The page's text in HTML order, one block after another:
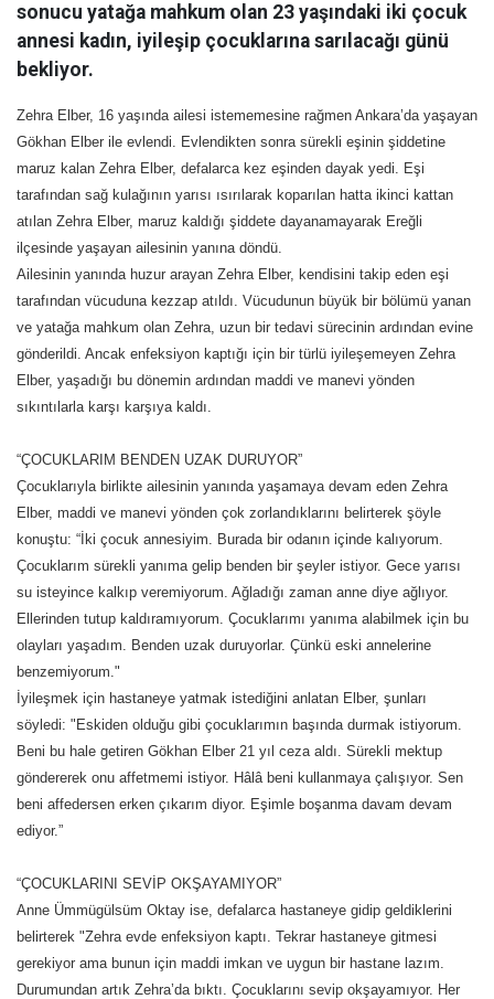
sonucu yatağa mahkum olan 23 yaşındaki iki çocuk
annesi kadın, iyileşip çocuklarına sarılacağı günü
bekliyor.
Zehra Elber, 16 yaşında ailesi istememesine rağmen Ankara’da yaşayan
Gökhan Elber ile evlendi. Evlendikten sonra sürekli eşinin şiddetine
maruz kalan Zehra Elber, defalarca kez eşinden dayak yedi. Eşi
tarafından sağ kulağının yarısı ısırılarak koparılan hatta ikinci kattan
atılan Zehra Elber, maruz kaldığı şiddete dayanamayarak Ereğli
ilçesinde yaşayan ailesinin yanına döndü.
Ailesinin yanında huzur arayan Zehra Elber, kendisini takip eden eşi
tarafından vücuduna kezzap atıldı. Vücudunun büyük bir bölümü yanan
ve yatağa mahkum olan Zehra, uzun bir tedavi sürecinin ardından evine
gönderildi. Ancak enfeksiyon kaptığı için bir türlü iyileşemeyen Zehra
Elber, yaşadığı bu dönemin ardından maddi ve manevi yönden
sıkıntılarla karşı karşıya kaldı.
“ÇOCUKLARIM BENDEN UZAK DURUYOR”
Çocuklarıyla birlikte ailesinin yanında yaşamaya devam eden Zehra
Elber, maddi ve manevi yönden çok zorlandıklarını belirterek şöyle
konuştu: “İki çocuk annesiyim. Burada bir odanın içinde kalıyorum.
Çocuklarım sürekli yanıma gelip benden bir şeyler istiyor. Gece yarısı
su isteyince kalkıp veremiyorum. Ağladığı zaman anne diye ağlıyor.
Ellerinden tutup kaldıramıyorum. Çocuklarımı yanıma alabilmek için bu
olayları yaşadım. Benden uzak duruyorlar. Çünkü eski annelerine
benzemiyorum."
İyileşmek için hastaneye yatmak istediğini anlatan Elber, şunları
söyledi: "Eskiden olduğu gibi çocuklarımın başında durmak istiyorum.
Beni bu hale getiren Gökhan Elber 21 yıl ceza aldı. Sürekli mektup
göndererek onu affetmemi istiyor. Hâlâ beni kullanmaya çalışıyor. Sen
beni affedersen erken çıkarım diyor. Eşimle boşanma davam devam
ediyor.”
“ÇOCUKLARINI SEVİP OKŞAYAMIYOR”
Anne Ümmügülsüm Oktay ise, defalarca hastaneye gidip geldiklerini
belirterek "Zehra evde enfeksiyon kaptı. Tekrar hastaneye gitmesi
gerekiyor ama bunun için maddi imkan ve uygun bir hastane lazım.
Durumundan artık Zehra’da bıktı. Çocuklarını sevip okşayamıyor. Her